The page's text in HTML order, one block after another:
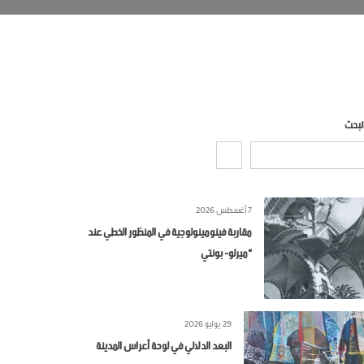
7 أغسطس 2026
مقاربة فينومينولوجية في المنظور الخطي عند
“ميرلو- بونتي
29 يوليو 2026
البعد الدلالي في لوحة أعراس المدينة